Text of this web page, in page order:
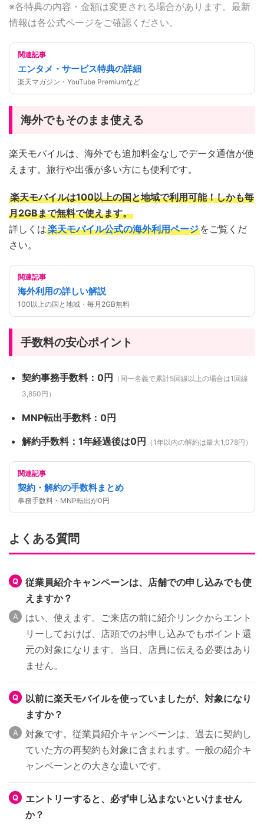
※各特典の内容・金額は変更される場合があります。最新
情報は各公式ページをご確認ください。
関連記事
エンタメ・サービス特典の詳細
楽天マガジン・YouTube Premiumなど
海外でもそのまま使える
楽天モバイルは、海外でも追加料金なしでデータ通信が使
えます。旅行や出張が多い方にも便利です。
楽天モバイルは100以上の国と地域で利用可能！しかも毎
月2GBまで無料で使えます。
詳しくは楽天モバイル公式の海外利用ページ をご覧くだ
さい。
関連記事
海外利用の詳しい解説
100以上の国と地域・毎月2GB無料
手数料の安心ポイント
契約事務手数料：0円
（同一名義で累計5回線以上の場合は1回線
3,850円）
MNP転出手数料：0円
解約手数料：1年経過後は0円
（1年以内の解約は最大1,078円）
関連記事
契約・解約の手数料まとめ
事務手数料・MNP転出が0円
よくある質問
従業員紹介キャンペーンは、店舗での申し込みでも使
えますか？
はい、使えます。ご来店の前に紹介リンクからエント
リーしておけば、店頭でのお申し込みでもポイント還
元の対象になります。当日、店員に伝える必要はあり
ません。
以前に楽天モバイルを使っていましたが、対象になり
ますか？
対象です。従業員紹介キャンペーンは、過去に契約し
ていた方の再契約も対象に含まれます。一般の紹介キ
ャンペーンとの大きな違いです。
エントリーすると、必ず申し込まないといけません
か？